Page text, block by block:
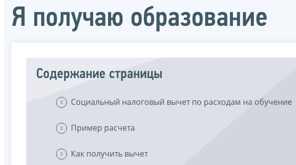
Я получаю образование
Содержание страницы
Социальный налоговый вычет по расходам на обучение
Пример расчета
Как получить вычет